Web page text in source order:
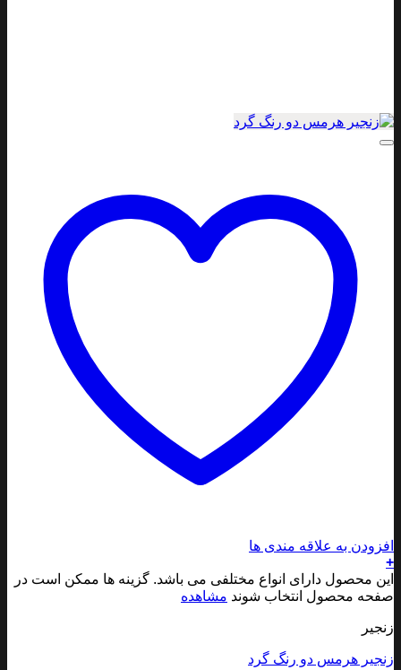
به علاقه مندی ها
محصول دارای انواع مختلفی می باشد. گزینه ها ممکن است در
محصول انتخاب شوندمشاهده
هرمس دو رنگ گرد